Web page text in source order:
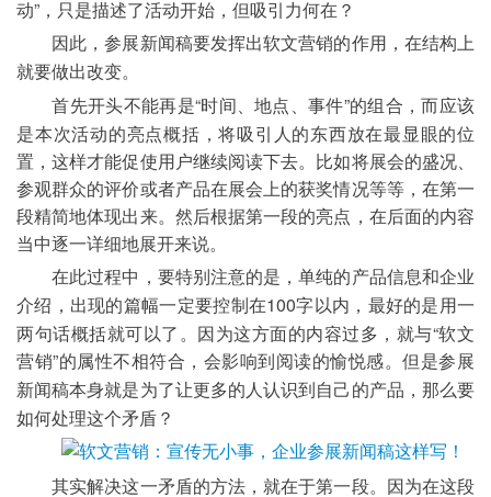
动”，只是描述了活动开始，但吸引力何在？
因此，参展新闻稿要发挥出软文营销的作用，在结构上
就要做出改变。
首先开头不能再是“时间、地点、事件”的组合，而应该
是本次活动的亮点概括，将吸引人的东西放在最显眼的位
置，这样才能促使用户继续阅读下去。比如将展会的盛况、
参观群众的评价或者产品在展会上的获奖情况等等，在第一
段精简地体现出来。然后根据第一段的亮点，在后面的内容
当中逐一详细地展开来说。
在此过程中，要特别注意的是，单纯的产品信息和企业
介绍，出现的篇幅一定要控制在100字以内，最好的是用一
两句话概括就可以了。因为这方面的内容过多，就与“软文
营销”的属性不相符合，会影响到阅读的愉悦感。但是参展
新闻稿本身就是为了让更多的人认识到自己的产品，那么要
如何处理这个矛盾？
其实解决这一矛盾的方法，就在于第一段。因为在这段